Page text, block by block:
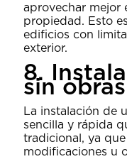
aprovechar mejor
propiedad. Esto
edificios con
exterior.
8.
sin obras
La instalación de
sencilla y rápida
tradicional, ya
modificaciones u